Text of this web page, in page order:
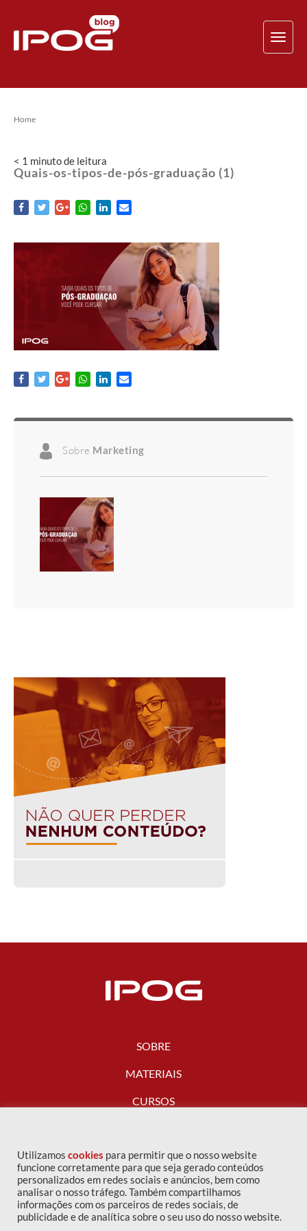
Home
< 1 minutode leitura
Quais-os-tipos-de-pós-graduação (1)
Sobre Marketing
SOBRE
MATERIAIS
CURSOS
FALE CONOSCO
Utilizamos cookies para permitir que o nosso website
funcione corretamente para que seja gerado conteúdos
personalizados em redes sociais e anúncios, bem como
analisar o nosso tráfego. Também compartilhamos
informações com os parceiros de redes sociais, de
publicidade e de analítica sobre o seu uso do nosso website.